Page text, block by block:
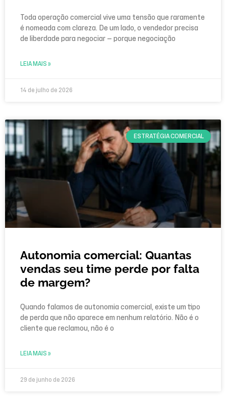
Toda operação comercial vive uma tensão que raramente
é nomeada com clareza. De um lado, o vendedor precisa
de liberdade para negociar — porque negociação
LEIA MAIS »
14 de julho de 2026
ESTRATÉGIA COMERCIAL
Autonomia comercial: Quantas
vendas seu time perde por falta
de margem?
Quando falamos de autonomia comercial, existe um tipo
de perda que não aparece em nenhum relatório. Não é o
cliente que reclamou, não é o
LEIA MAIS »
29 de junho de 2026